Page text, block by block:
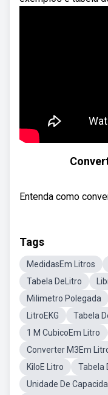
Entenda como
Tags
MedidasEm Litros
Tabela DeLitro
Milimetro Polegada
LitroEKG
Tabela
1 M CubicoEm Litro
Converter M3Em
KiloE Litro
Tabela
Unidade De